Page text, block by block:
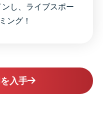
し、ライブスポー
ング！
入手